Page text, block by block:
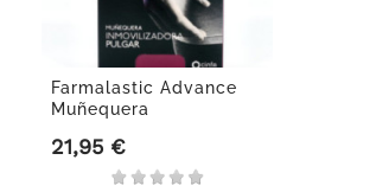
Farmalastic Advance
Muñequera
Precio
21,95 €